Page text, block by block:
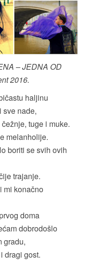
– JEDNA OD
2016.
haljinu
sve nade,
tuge i muke.
melanholije.
boriti se svih ovih
trajanje.
mi konačno
doma
dobrodošlo
gradu,
dragi gost.